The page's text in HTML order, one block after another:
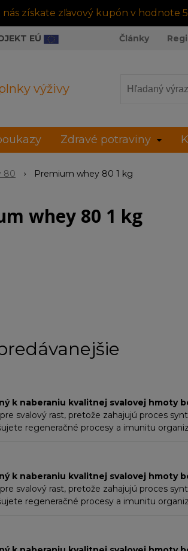
získate zľavový kupón v hodnote
výživy
EÚ Články
Zdravé potraviny
80 Premium whey 80 1 kg
whey 80 1 kg
k naberaniu kvalitnej svalovej hmoty
svalový rast, pretože zahajujú proces
regeneračné procesy a imunitu
pre športovcov, ťažko pracujúcich ľudí a
k naberaniu kvalitnej svalovej hmoty
svalový rast, pretože zahajujú proces
regeneračné procesy a imunitu